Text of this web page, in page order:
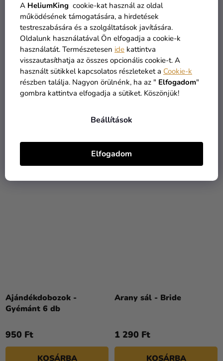
A HeliumKing cookie-kat használ az oldal
működésének támogatására, a hirdetések
testreszabására és a szolgáltatások javítására.
Oldalunk használatával Ön elfogadja a cookie-k
használatát. Természetesen ide kattintva
visszautasíthatja az összes opcionális cookie-t. A
használt sütikkel kapcsolatos részleteket a Cookie-k
részben találja. Nagyon örülnénk, ha az " Elfogadom"
gombra kattintva elfogadja a sütiket. Köszönjük!
Beállítások
Elfogadom
Fólia léggömb - Pezsgő
Fólia lufi - Ital 34 x 100
Ajándékdobozok -
Gyémánt 6 db
950 Ft
KOSÁRBA
Arany sál - Bride
1 290 Ft
KOSÁRBA